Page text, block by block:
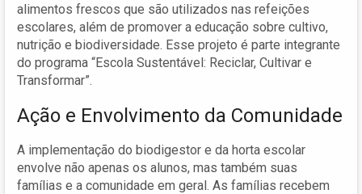
alimentos frescos que são utilizados nas refeições
escolares, além de promover a educação sobre cultivo,
nutrição e biodiversidade. Esse projeto é parte integrante
do programa “Escola Sustentável: Reciclar, Cultivar e
Transformar”.
Ação e Envolvimento da Comunidade
A implementação do biodigestor e da horta escolar
envolve não apenas os alunos, mas também suas
famílias e a comunidade em geral. As famílias recebem